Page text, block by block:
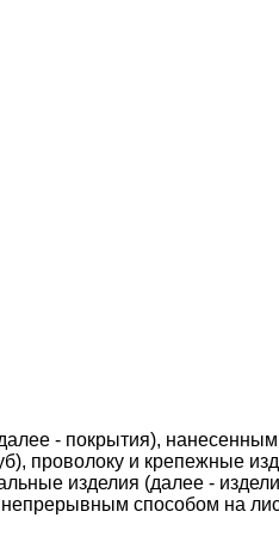
- покрытия),
проволоку и крепежные
изделия (далее -
способом на